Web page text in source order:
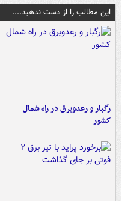
این مطالب را از دست ندهید....
رگبار و رعدوبرق در راه شمال
کشور